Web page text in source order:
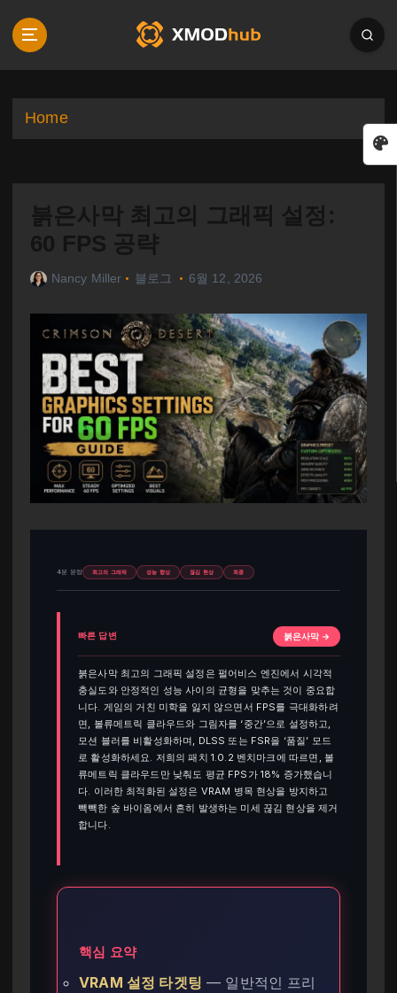
p
Home
붉은사막 최고의 그래픽 설정:
60 FPS 공략
Nancy Miller 블로그 6월 12, 2026
4분 분량 최고의 그래픽 성능 향상 끊김 현상 최종
빠른 답변 붉은사막 →
붉은사막 최고의 그래픽 설정은 펄어비스 엔진에서 시각적
충실도와 안정적인 성능 사이의 균형을 맞추는 것이 중요합
니다. 게임의 거친 미학을 잃지 않으면서 FPS를 극대화하려
면, 볼류메트릭 클라우드와 그림자를 ‘중간’으로 설정하고,
모션 블러를 비활성화하며, DLSS 또는 FSR을 ‘품질’ 모드
로 활성화하세요. 저희의 패치 1.0.2 벤치마크에 따르면, 볼
류메트릭 클라우드만 낮춰도 평균 FPS가 18% 증가했습니
다. 이러한 최적화된 설정은 VRAM 병목 현상을 방지하고
빽빽한 숲 바이옴에서 흔히 발생하는 미세 끊김 현상을 제거
합니다.
핵심 요약
VRAM 설정 타겟팅 — 일반적인 프리